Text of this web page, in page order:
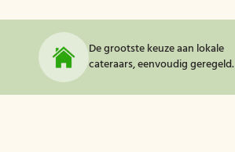
De grootste keuze aan lokale
cateraars, eenvoudig geregeld.